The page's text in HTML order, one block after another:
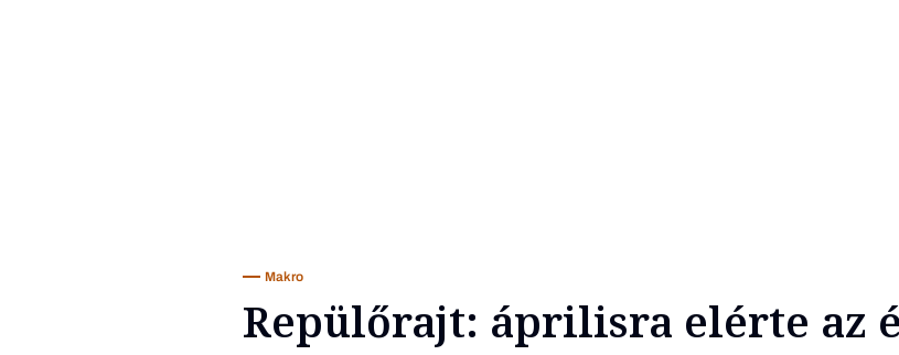
Makro
Repülőrajt: áprilisra elérte az